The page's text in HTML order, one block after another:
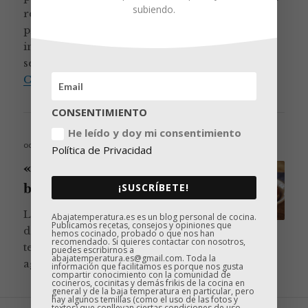
resultados cocinado sous vide. Esta parte que
pretendíamos encontrar se llama Tri-tip en
inglés, y por lo que he podido saber en español
se traduce en rabillo de cadera. En …
Continúa leyendo
Publicado
octubre 5, 2017
«Filetazo» de cerdo ibérico a
baja temperatura
Llena tu congelador de porciones
de paletilla de cerdo a baja
temperatura. Tus cenas de diario te lo
agradecerán.Continúa leyendo«Filetazo» de cerdo
subiendo.
CONSENTIMIENTO
He leído y doy mi consentimiento
Política de Privacidad
¡SUSCRÍBETE!
Abajatemperatura.es es un blog personal de cocina.
Publicamos recetas, consejos y opiniones que
hemos cocinado, probado o que nos han
recomendado. Si quieres contactar con nosotros,
puedes escribirnos a
abajatemperatura.es@gmail.com. Toda la
información que facilitamos es porque nos gusta
compartir conocimiento con la comunidad de
cocineros, cocinitas y demás frikis de la cocina en
general y de la baja temperatura en particular, pero
hay algunos temillas (como el uso de las fotos y